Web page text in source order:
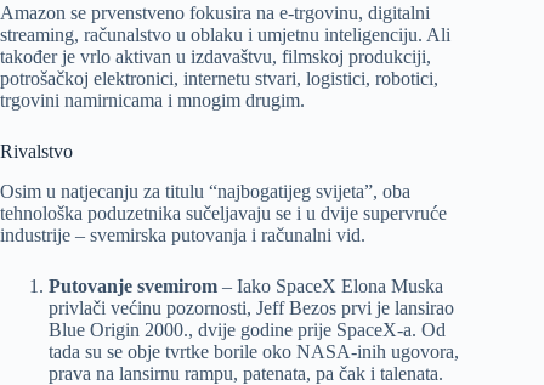
Amazon se prvenstveno fokusira na e-trgovinu, digitalni
streaming, računalstvo u oblaku i umjetnu inteligenciju. Ali
također je vrlo aktivan u izdavaštvu, filmskoj produkciji,
potrošačkoj elektronici, internetu stvari, logistici, robotici,
trgovini namirnicama i mnogim drugim.
Rivalstvo
Osim u natjecanju za titulu “najbogatijeg svijeta”, oba
tehnološka poduzetnika sučeljavaju se i u dvije supervruće
industrije – svemirska putovanja i računalni vid.
Putovanje svemirom – Iako SpaceX Elona Muska
privlači većinu pozornosti, Jeff Bezos prvi je lansirao
Blue Origin 2000., dvije godine prije SpaceX-a. Od
tada su se obje tvrtke borile oko NASA-inih ugovora,
prava na lansirnu rampu, patenata, pa čak i talenata.